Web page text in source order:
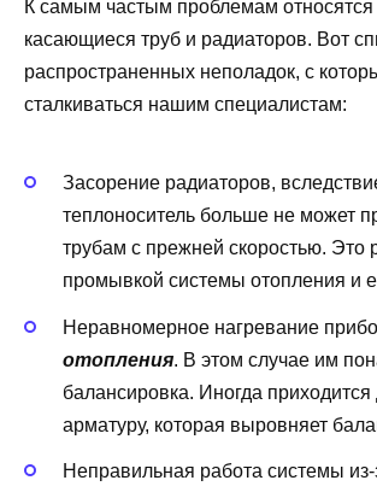
К самым частым проблемам относятся
касающиеся труб и радиаторов. Вот
распространенных неполадок, с
сталкиваться нашим специалистам:
Засорение радиаторов,
теплоноситель больше не может
трубам с прежней скоростью. Это
промывкой системы отопления и
Неравномерное нагревание
отопления. В этом случае им
балансировка. Иногда приходится
арматуру, которая выровняет
Неправильная работа системы